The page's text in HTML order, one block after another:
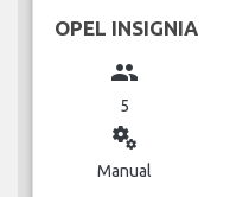
OPEL INSIGNIA
group
5
miscellaneous_services
Manual